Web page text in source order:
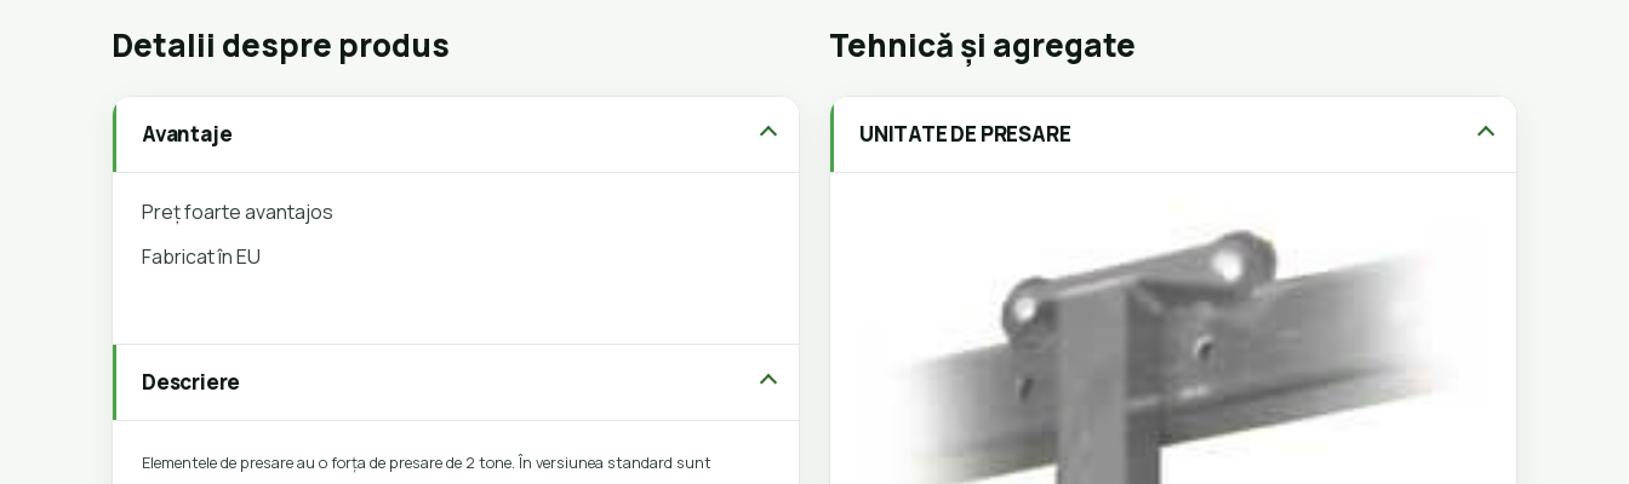
Detalii despre produs
Avantaje
Preț foarte avantajos
Fabricat în EU
Descriere
Elementele de presare au o forța de presare de 2 tone. În versiunea standard sunt
Tehnică și agregate
UNITATE DE PRESARE